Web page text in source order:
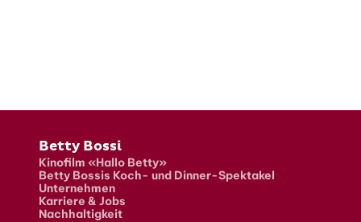
Fusszeile
Betty Bossi
Kinofilm «Hallo Betty»
Betty Bossis Koch- und Dinner-Spektakel
Unternehmen
Karriere & Jobs
Nachhaltigkeit